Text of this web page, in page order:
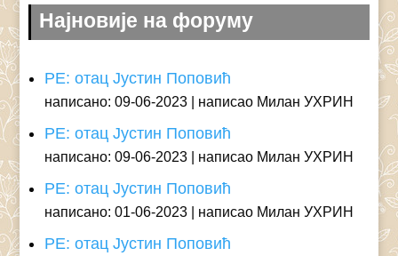
Најновије на форуму
РЕ: отац Јустин Поповић
написано: 09-06-2023 написао Милан УХРИН
РЕ: отац Јустин Поповић
написано: 09-06-2023 написао Милан УХРИН
РЕ: отац Јустин Поповић
написано: 01-06-2023 написао Милан УХРИН
РЕ: отац Јустин Поповић